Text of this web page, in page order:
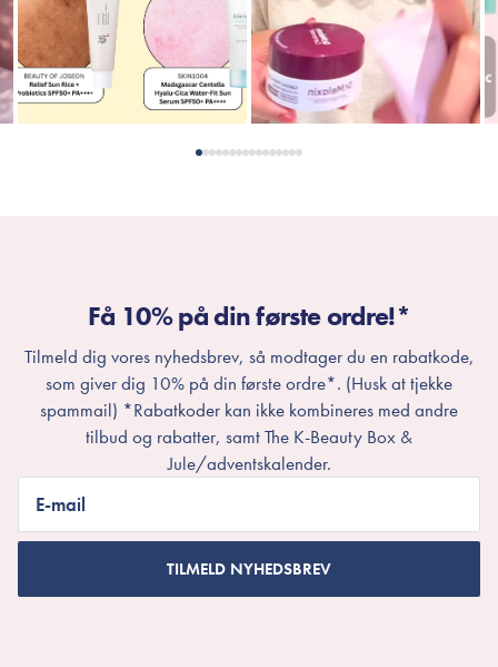
Få 10% på din første ordre!*
Tilmeld dig vores nyhedsbrev, så modtager du en rabatkode,
som giver dig 10% på din første ordre*. (Husk at tjekke
spammail) *Rabatkoder kan ikke kombineres med andre
tilbud og rabatter, samt The K-Beauty Box &
Jule/adventskalender.
E-mail
TILMELD NYHEDSBREV